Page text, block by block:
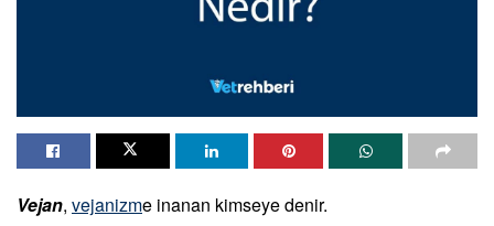
Vejan, vejanizme inanan kimseye denir.